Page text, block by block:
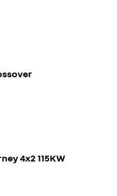
4x2 115KW